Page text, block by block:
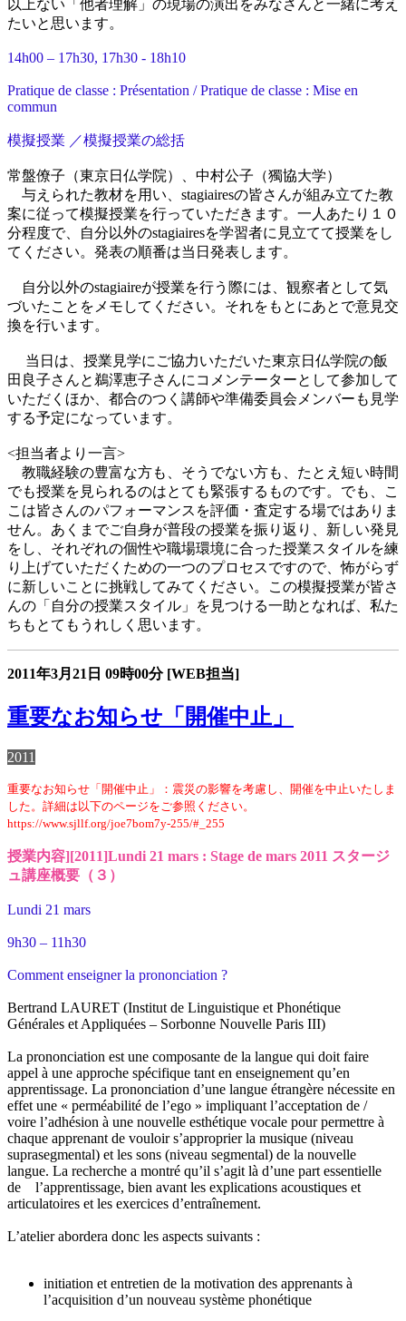
以上ない「他者理解」の現場の演出をみなさんと一緒に考え
たいと思います。
14h00 – 17h30, 17h30 - 18h10
Pratique de classe : Présentation / Pratique de classe : Mise en
commun
模擬授業 ／模擬授業の総括
常盤僚子（東京日仏学院）、中村公子（獨協大学）
与えられた教材を用い、stagiairesの皆さんが組み立てた教
案に従って模擬授業を行っていただきます。一人あたり１０
分程度で、自分以外のstagiairesを学習者に見立てて授業をし
てください。発表の順番は当日発表します。
自分以外のstagiaireが授業を行う際には、観察者として気
づいたことをメモしてください。それをもとにあとで意見交
換を行います。
当日は、授業見学にご協力いただいた東京日仏学院の飯
田良子さんと鵜澤恵子さんにコメンテーターとして参加して
いただくほか、都合のつく講師や準備委員会メンバーも見学
する予定になっています。
<担当者より一言>
教職経験の豊富な方も、そうでない方も、たとえ短い時間
でも授業を見られるのはとても緊張するものです。でも、こ
こは皆さんのパフォーマンスを評価・査定する場ではありま
せん。あくまでご自身が普段の授業を振り返り、新しい発見
をし、それぞれの個性や職場環境に合った授業スタイルを練
り上げていただくための一つのプロセスですので、怖がらず
に新しいことに挑戦してみてください。この模擬授業が皆さ
んの「自分の授業スタイル」を見つける一助となれば、私た
ちもとてもうれしく思います。
2011年3月21日 09時00分 [WEB担当]
重要なお知らせ「開催中止」
2011
重要なお知らせ「開催中止」：震災の影響を考慮し、開催を中止いたしま
した。詳細は以下のページをご参照ください。
https://www.sjllf.org/joe7bom7y-255/#_255
授業内容][2011]Lundi 21 mars : Stage de mars 2011 スタージ
ュ講座概要（３）
Lundi 21 mars
9h30 – 11h30
Comment enseigner la prononciation ?
Bertrand LAURET (Institut de Linguistique et Phonétique
Générales et Appliquées – Sorbonne Nouvelle Paris III)
La prononciation est une composante de la langue qui doit faire
appel à une approche spécifique tant en enseignement qu’en
apprentissage. La prononciation d’une langue étrangère nécessite en
effet une « perméabilité de l’ego » impliquant l’acceptation de /
voire l’adhésion à une nouvelle esthétique vocale pour permettre à
chaque apprenant de vouloir s’approprier la musique (niveau
suprasegmental) et les sons (niveau segmental) de la nouvelle
langue. La recherche a montré qu’il s’agit là d’une part essentielle
de l’apprentissage, bien avant les explications acoustiques et
articulatoires et les exercices d’entraînement.
L’atelier abordera donc les aspects suivants :
initiation et entretien de la motivation des apprenants à
l’acquisition d’un nouveau système phonétique